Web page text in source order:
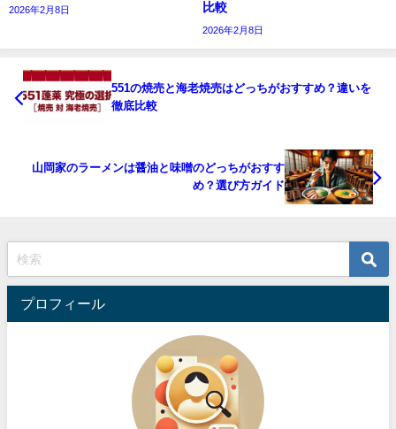
2026年2月8日
比較
2026年2月8日
551の焼売と海老焼売はどっちがおすすめ？違いを
徹底比較
山岡家のラーメンは醤油と味噌のどっちがおすす
め？選び方ガイド
プロフィール